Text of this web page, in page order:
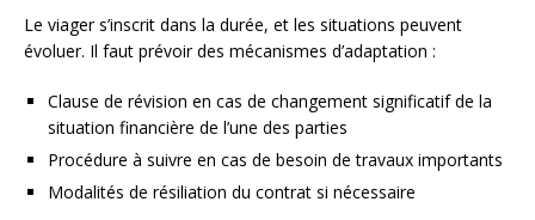
Le viager s’inscrit dans la durée, et les situations peuvent
évoluer. Il faut prévoir des mécanismes d’adaptation :
Clause de révision en cas de changement significatif de la
situation financière de l’une des parties
Procédure à suivre en cas de besoin de travaux importants
Modalités de résiliation du contrat si nécessaire